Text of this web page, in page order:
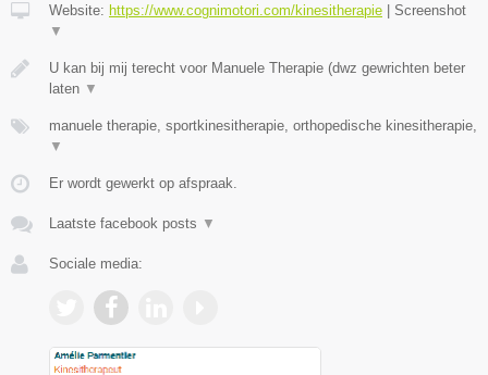
Website: https://www.cognimotori.com/kinesitherapie
Screenshot
▼
U kan bij mij terecht voor Manuele Therapie (dwz gewrichten beter
laten ▼
manuele therapie, sportkinesitherapie, orthopedische kinesitherapie,
▼
Er wordt gewerkt op afspraak.
Laatste facebook posts ▼
Sociale media: